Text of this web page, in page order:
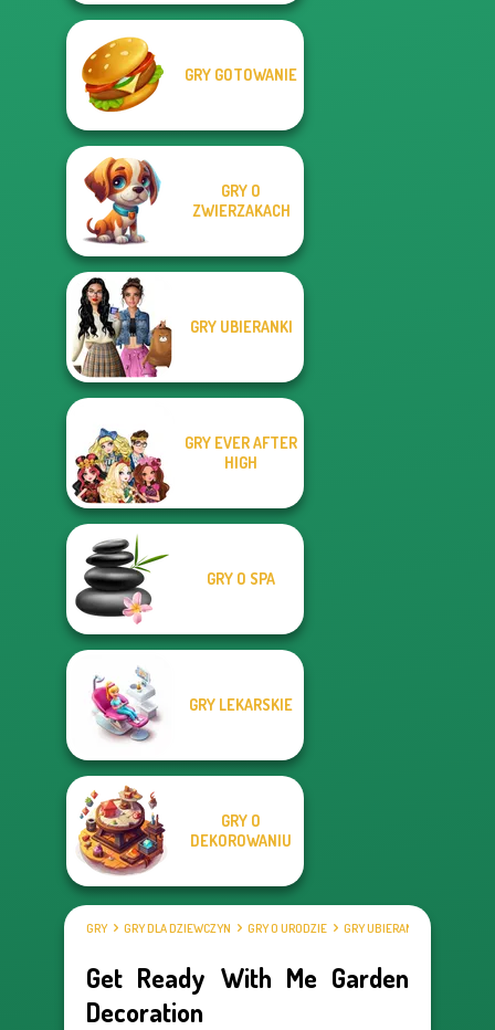
GRY GOTOWANIE
GRY O
ZWIERZAKACH
GRY UBIERANKI
GRY EVER AFTER
HIGH
GRY O SPA
GRY LEKARSKIE
GRY O
DEKOROWANIU
GRY GRY DLA DZIEWCZYN GRY O URODZIE GRY UBIERANKI
Get Ready With Me Garden
Decoration